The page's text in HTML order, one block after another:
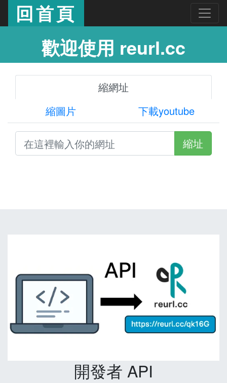
回首頁
歡迎使用 reurl.cc
縮網址
縮圖片
下載youtube
縮址
開發者 API